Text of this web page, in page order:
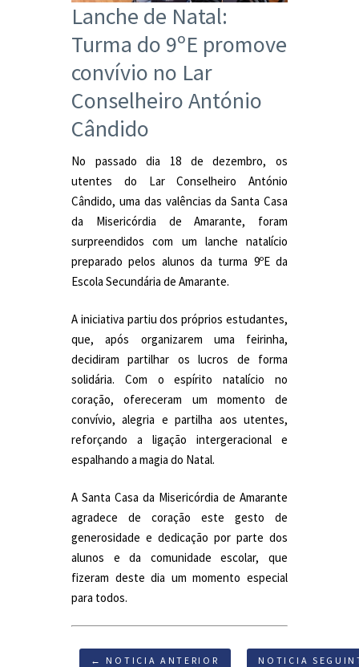
Lanche de Natal:
Turma do 9ºE promove
convívio no Lar
Conselheiro António
Cândido
No passado dia 18 de dezembro, os
utentes do Lar Conselheiro António
Cândido, uma das valências da Santa Casa
da Misericórdia de Amarante, foram
surpreendidos com um lanche natalício
preparado pelos alunos da turma 9ºE da
Escola Secundária de Amarante.
A iniciativa partiu dos próprios estudantes,
que, após organizarem uma feirinha,
decidiram partilhar os lucros de forma
solidária. Com o espírito natalício no
coração, ofereceram um momento de
convívio, alegria e partilha aos utentes,
reforçando a ligação intergeracional e
espalhando a magia do Natal.
A Santa Casa da Misericórdia de Amarante
agradece de coração este gesto de
generosidade e dedicação por parte dos
alunos e da comunidade escolar, que
fizeram deste dia um momento especial
para todos.
← NOTICIA ANTERIOR NOTICIA